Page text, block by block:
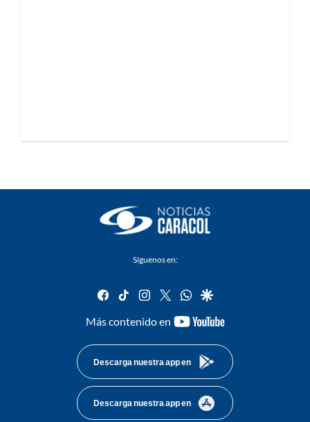
Síguenos en:
facebook
tiktok instagram
twitterwhatsapp
google
Más contenido en
youtube-
Descarga nuestra app en
Descarga nuestra app en